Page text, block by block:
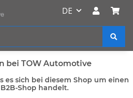
DE
bei TOW Automotive
es sich bei diesem Shop um einen
Shop handelt.